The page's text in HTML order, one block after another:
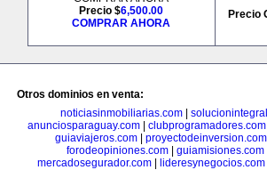
Precio $6,500.00
COMPRAR AHORA
Precio
Otros dominios en venta:
noticiasinmobiliarias.com
anunciosparaguay.com
clubprogramadores.com
guiaviajeros.com| proyectodeinversion.com
forodeopiniones.com
guiamisiones.com
mercadosegurador.com
lideresynegocios.com